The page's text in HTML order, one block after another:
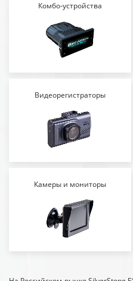
Комбо-устройства
Видеорегистраторы
Камеры и мониторы